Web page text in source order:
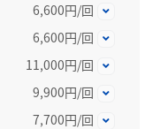
6,600円/回
6,600円/回
11,000円/回
9,900円/回
7,700円/回